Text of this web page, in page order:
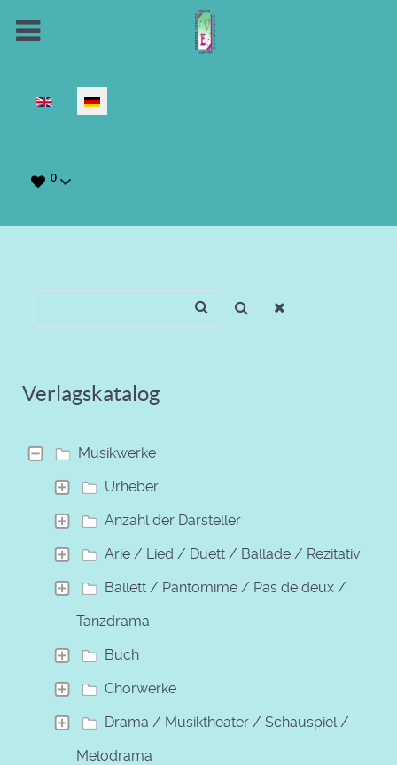
Sprache auswählen
0
Verlagskatalog
Musikwerke
Urheber
Anzahl der Darsteller
Arie / Lied / Duett / Ballade / Rezitativ
Ballett / Pantomime / Pas de deux /
Tanzdrama
Buch
Chorwerke
Drama / Musiktheater / Schauspiel /
Melodrama